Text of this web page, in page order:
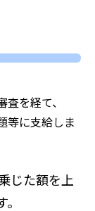
を経て、
等に支給しま
じた額を上